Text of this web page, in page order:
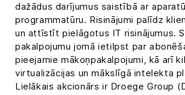
dažādus darījumus saistībā ar
programmatūru. Risinājumi palīdz
un attīstīt pielāgotus IT risinājumus.
pakalpojumu jomā ietilpst par
pieejamie mākoņpakalpojumi, kā arī
virtualizācijas un mākslīgā intelekta
Lielākais akcionārs ir Droege Group